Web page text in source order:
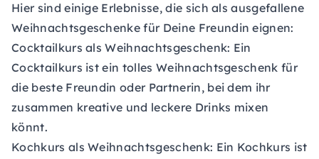
Hier sind einige Erlebnisse, die sich als ausgefallene
Weihnachtsgeschenke für Deine Freundin eignen:
Cocktailkurs als Weihnachtsgeschenk: Ein
Cocktailkurs ist ein tolles Weihnachtsgeschenk für
die beste Freundin oder Partnerin, bei dem ihr
zusammen kreative und leckere Drinks mixen
könnt.
Kochkurs als Weihnachtsgeschenk: Ein Kochkurs ist